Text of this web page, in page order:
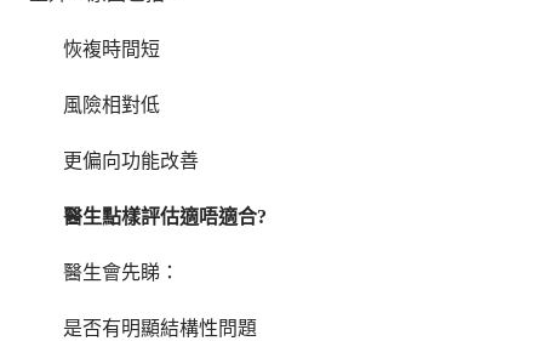
恢複時間短
風險相對低
更偏向功能改善
醫生點樣評估適唔適合?
醫生會先睇：
是否有明顯結構性問題